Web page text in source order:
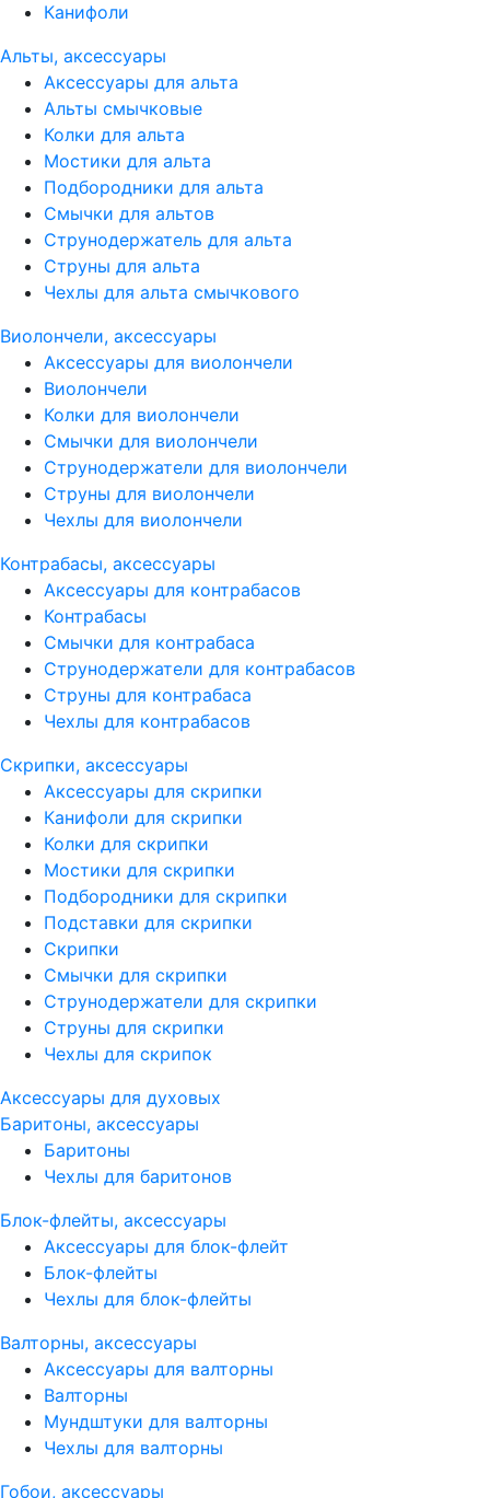
Канифоли
Альты, аксессуары
Аксессуары для альта
Альты смычковые
Колки для альта
Мостики для альта
Подбородники для альта
Смычки для альтов
Струнодержатель для альта
Струны для альта
Чехлы для альта смычкового
Виолончели, аксессуары
Аксессуары для виолончели
Виолончели
Колки для виолончели
Смычки для виолончели
Струнодержатели для виолончели
Струны для виолончели
Чехлы для виолончели
Контрабасы, аксессуары
Аксессуары для контрабасов
Контрабасы
Смычки для контрабаса
Струнодержатели для контрабасов
Струны для контрабаса
Чехлы для контрабасов
Скрипки, аксессуары
Аксессуары для скрипки
Канифоли для скрипки
Колки для скрипки
Мостики для скрипки
Подбородники для скрипки
Подставки для скрипки
Скрипки
Смычки для скрипки
Струнодержатели для скрипки
Струны для скрипки
Чехлы для скрипок
Аксессуары для духовых
Баритоны, аксессуары
Баритоны
Чехлы для баритонов
Блок-флейты, аксессуары
Аксессуары для блок-флейт
Блок-флейты
Чехлы для блок-флейты
Валторны, аксессуары
Аксессуары для валторны
Валторны
Мундштуки для валторны
Чехлы для валторны
Гобои, аксессуары